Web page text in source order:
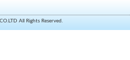
All Rights Reserved.